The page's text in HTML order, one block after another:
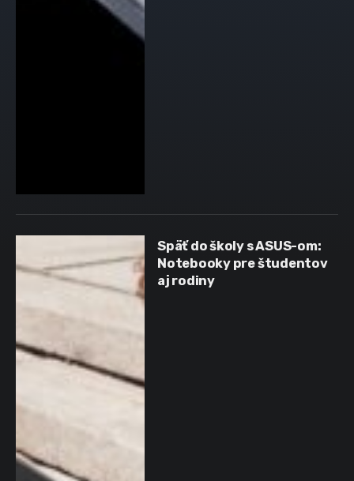
Späť do školy s ASUS-om:
Notebooky pre študentov
aj rodiny